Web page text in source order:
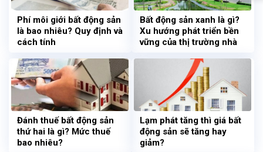
Phí môi giới bất động sản
là bao nhiêu? Quy định và
cách tính
Bất động sản xanh là gì?
Xu hướng phát triển bền
vững của thị trường nhà
Đánh thuế bất động sản
thứ hai là gì? Mức thuế
bao nhiêu?
Lạm phát tăng thì giá bất
động sản sẽ tăng hay
giảm?